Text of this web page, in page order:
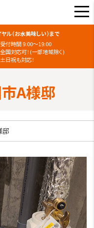
ル（お水美味しい）まで
受付時間 9:00〜19:00
全国対応可！(一部地域除く)
土日祝も対応！
A様邸
邸